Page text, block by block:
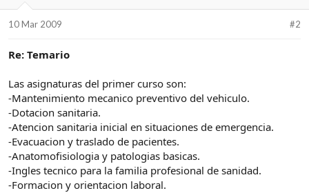
10 Mar 2009 #2
Re: Temario
Las asignaturas del primer curso son:
-Mantenimiento mecanico preventivo del vehiculo.
-Dotacion sanitaria.
-Atencion sanitaria inicial en situaciones de emergencia.
-Evacuacion y traslado de pacientes.
-Anatomofisiologia y patologias basicas.
-Ingles tecnico para la familia profesional de sanidad.
-Formacion y orientacion laboral.